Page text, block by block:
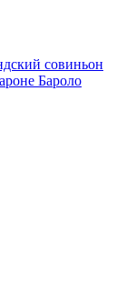
совиньон
Бароло